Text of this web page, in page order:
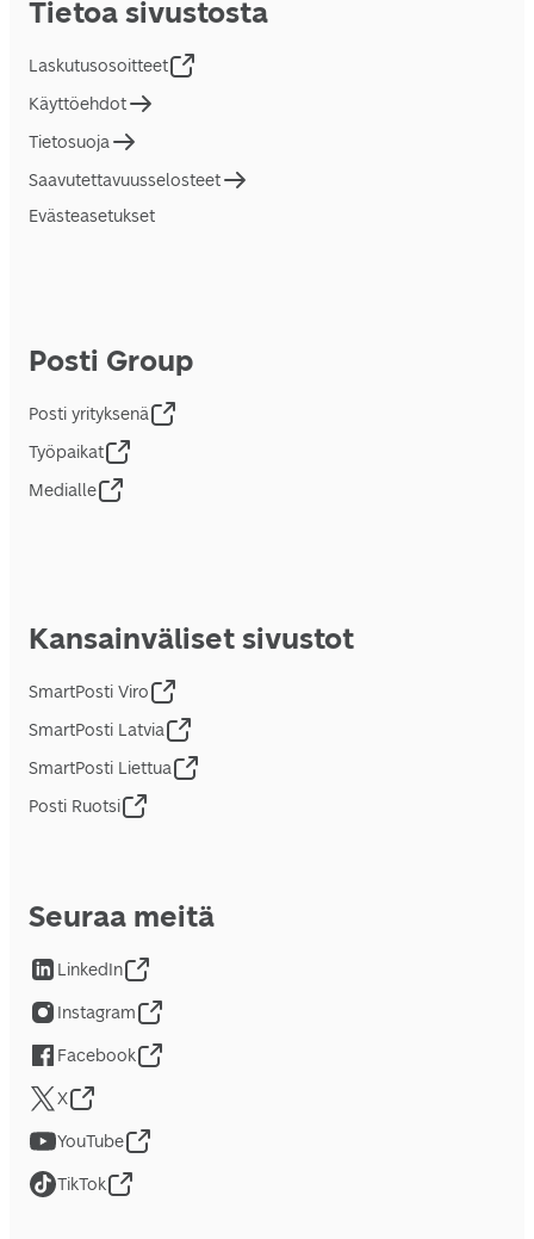
Tietoa sivustosta
Laskutusosoitteet
Käyttöehdot
Tietosuoja
Saavutettavuusselosteet
Evästeasetukset
Posti Group
Posti yrityksenä
Työpaikat
Medialle
Kansainväliset sivustot
SmartPosti Viro
SmartPosti Latvia
SmartPosti Liettua
Posti Ruotsi
Seuraa meitä
LinkedIn
Instagram
Facebook
X
YouTube
TikTok